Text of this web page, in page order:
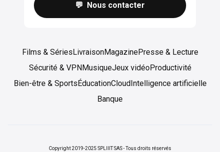
💬 Nous contacter
Films & Séries LivraisonMagazinePresse & Lecture
Sécurité & VPN MusiqueJeux vidéoProductivité
Bien-être & Sports ÉducationCloud Intelligence artificielle
Banque
Copyright 2019-2025 SPLIIIT SAS - Tous droits réservés